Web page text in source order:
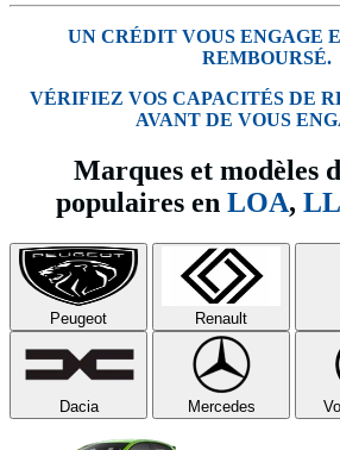
UN CRÉDIT VOUS ENGAGE
REMBOURSÉ.
VÉRIFIEZ VOS CAPACITÉS DE
AVANT DE VOUS
Marques et modèles
populaires en LOA,
Peugeot Renault
Dacia Mercedes